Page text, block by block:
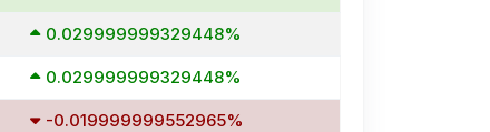
0.029999999329448%
0.029999999329448%
-0.019999999552965%